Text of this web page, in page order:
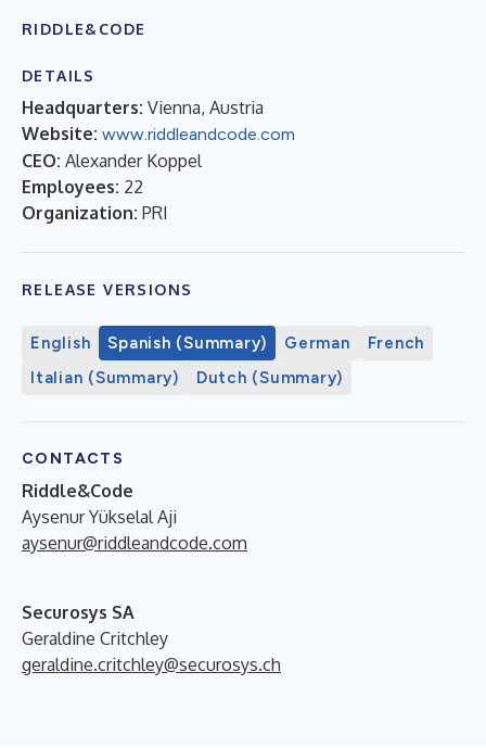
RIDDLE&CODE
DETAILS
Headquarters: Vienna, Austria
Website: www.riddleandcode.com
CEO: Alexander Koppel
Employees: 22
Organization: PRI
RELEASE VERSIONS
English Spanish (Summary) German
French
Italian (Summary)
Dutch (Summary)
CONTACTS
Riddle&Code
Aysenur Yükselal Aji
aysenur@riddleandcode.com
Securosys SA
Geraldine Critchley
geraldine.critchley@securosys.ch